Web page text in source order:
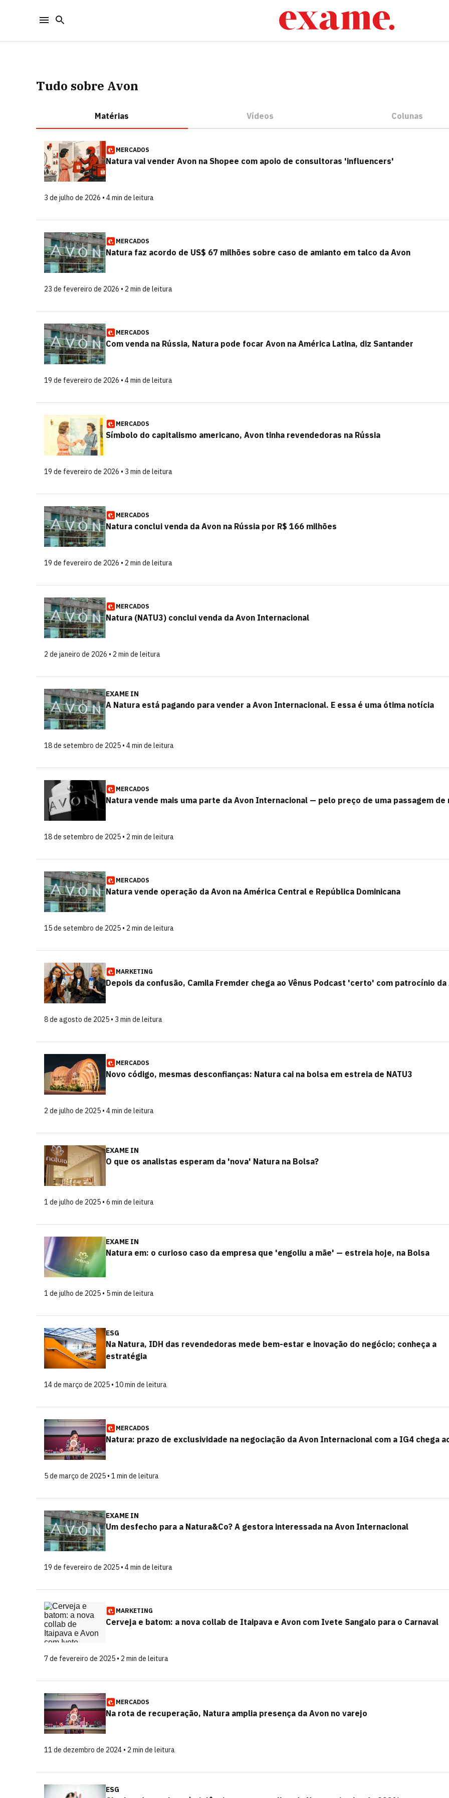
Tudo sobre Avon
Matérias Vídeos Colunas
MERCADOS
Natura vai vender Avon na Shopee com apoio de consultoras 'influencers'
3 de julho de 2026 • 4 min de leitura
MERCADOS
Natura faz acordo de US$ 67 milhões sobre caso de amianto em talco da Avon
23 de fevereiro de 2026 • 2 min de leitura
MERCADOS
Com venda na Rússia, Natura pode focar Avon na América Latina, diz Santander
19 de fevereiro de 2026 • 4 min de leitura
MERCADOS
Símbolo do capitalismo americano, Avon tinha revendedoras na Rússia
19 de fevereiro de 2026 • 3 min de leitura
MERCADOS
Natura conclui venda da Avon na Rússia por R$ 166 milhões
19 de fevereiro de 2026 • 2 min de leitura
MERCADOS
Natura (NATU3) conclui venda da Avon Internacional
2 de janeiro de 2026 • 2 min de leitura
EXAME IN
A Natura está pagando para vender a Avon Internacional. E essa é uma ótima notícia
18 de setembro de 2025 • 4 min de leitura
MERCADOS
Natura vende mais uma parte da Avon Internacional — pelo preço de uma passagem de
18 de setembro de 2025 • 2 min de leitura
MERCADOS
Natura vende operação da Avon na América Central e República Dominicana
15 de setembro de 2025 • 2 min de leitura
MARKETING
Depois da confusão, Camila Fremder chega ao Vênus Podcast 'certo' com patrocínio da
8 de agosto de 2025 • 3 min de leitura
MERCADOS
Novo código, mesmas desconfianças: Natura cai na bolsa em estreia de NATU3
2 de julho de 2025 • 4 min de leitura
EXAME IN
O que os analistas esperam da 'nova' Natura na Bolsa?
1 de julho de 2025 • 6 min de leitura
EXAME IN
Natura em: o curioso caso da empresa que 'engoliu a mãe' — estreia hoje, na Bolsa
1 de julho de 2025 • 5 min de leitura
ESG
Na Natura, IDH das revendedoras mede bem-estar e inovação do negócio; conheça a
estratégia
14 de março de 2025 • 10 min de leitura
MERCADOS
Natura: prazo de exclusividade na negociação da Avon Internacional com a IG4 chega
5 de março de 2025 • 1 min de leitura
EXAME IN
Um desfecho para a Natura&Co? A gestora interessada na Avon Internacional
19 de fevereiro de 2025 • 4 min de leitura
MARKETING
Cerveja e batom: a nova collab de Itaipava e Avon com Ivete Sangalo para o Carnaval
7 de fevereiro de 2025 • 2 min de leitura
MERCADOS
Na rota de recuperação, Natura amplia presença da Avon no varejo
11 de dezembro de 2024 • 2 min de leitura
ESG